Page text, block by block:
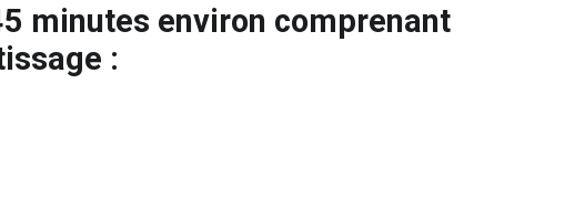
minutes environ comprenant
: